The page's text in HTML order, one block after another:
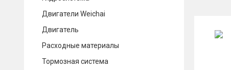
Двигатели Weichai
Двигатель
Расходные материалы
Тормозная система